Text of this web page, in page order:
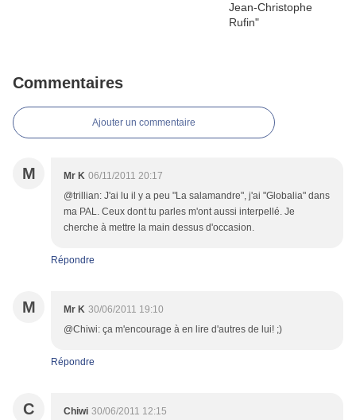
Commentaires
Ajouter un commentaire
M Mr K 06/11/2011 20:17
@trillian: J'ai lu il y a peu "La salamandre", j'ai "Globalia" dans
ma PAL. Ceux dont tu parles m'ont aussi interpellé. Je
cherche à mettre la main dessus d'occasion.
Répondre
M Mr K 30/06/2011 19:10
@Chiwi: ça m'encourage à en lire d'autres de lui! ;)
Répondre
C Chiwi 30/06/2011 12:15